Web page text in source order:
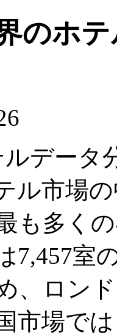
のホ
ルデータ
ル市場
も多く
7,457室
、ロン
市場で